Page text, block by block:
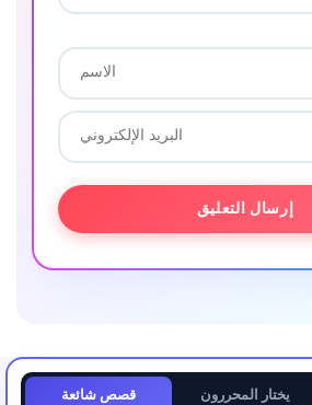
قصص شائعة يختار المحررون